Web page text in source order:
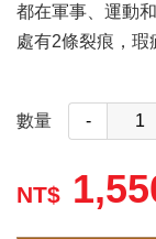
都在軍事、運動
處有2條裂痕，瑕
數量 -